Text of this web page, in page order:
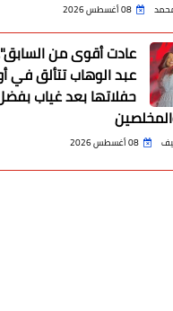
08 أغسطس 2026
عادت أقوى من
عبد الوهاب تتألق في
حفلاتها بعد غياب
08 أغسطس 2026